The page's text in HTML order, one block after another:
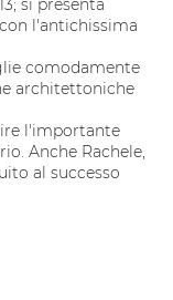
si presenta
l'antichissima
comodamente
architettoniche
l'importante
Anche Rachele,
al successo